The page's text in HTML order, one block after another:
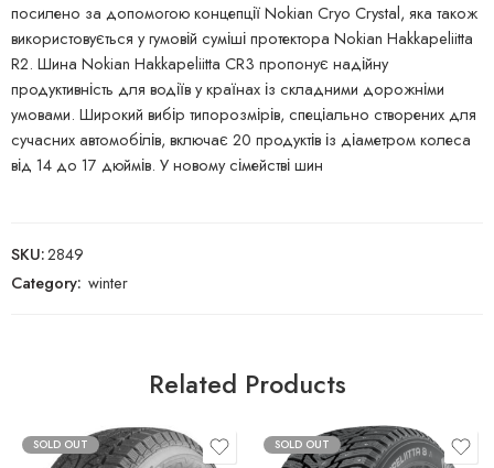
посилено за допомогою концепції Nokian Cryo Crystal, яка також
використовується у гумовій суміші протектора Nokian Hakkapeliitta
R2. Шина Nokian Hakkapeliitta CR3 пропонує надійну
продуктивність для водіїв у країнах із складними дорожніми
умовами. Широкий вибір типорозмірів, спеціально створених для
сучасних автомобілів, включає 20 продуктів із діаметром колеса
від 14 до 17 дюймів. У новому сімействі шин
SKU:2849
Category: winter
Related Products
SOLD OUT SOLD OUT